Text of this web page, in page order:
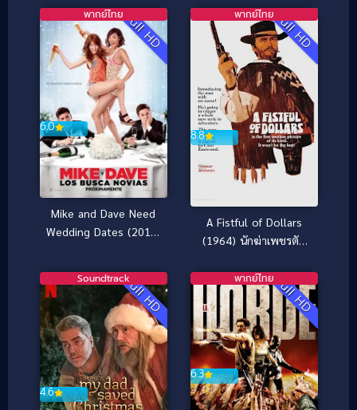
Full HD
6.0
พากย์ไทย
Mike and Dave Need
Wedding Dates (2016)
Full HD
8.8
พากย์ไทย
A Fistful of Dollars
(1964) นักฆ่าเพชรตัด
Full HD
4.6
Soundtrack Full HD
6.3
พากย์ไทย